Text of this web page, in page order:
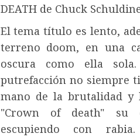
DEATH de Chuck
El tema título es lento,
terreno doom, en una
oscura como ella
putrefacción no siempre
mano de la brutalidad y
"Crown of death" su
escupiendo con